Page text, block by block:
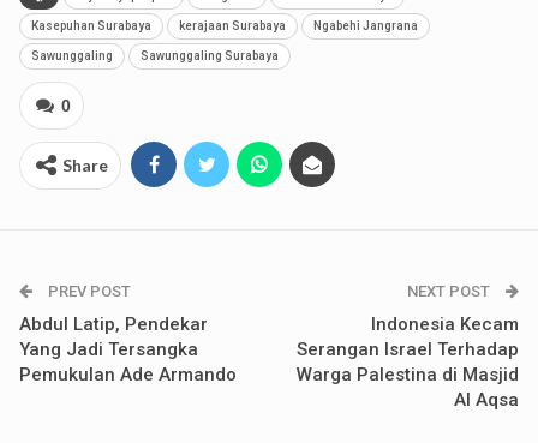
Kasepuhan Surabaya kerajaan Surabaya Ngabehi Jangrana
Sawunggaling Sawunggaling Surabaya
0
Share
PREV POST
Abdul Latip, Pendekar
Yang Jadi Tersangka
Pemukulan Ade Armando
NEXT POST
Indonesia Kecam
Serangan Israel Terhadap
Warga Palestina di Masjid
Al Aqsa